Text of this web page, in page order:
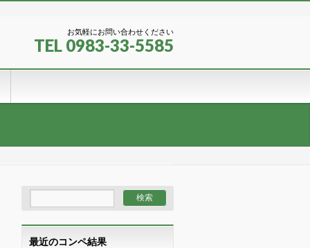
お気軽にお問い合わせください
TEL 0983-33-5585
最近のコンペ結果